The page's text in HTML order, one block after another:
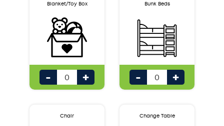
AUTRES
Blanket/Toy Box
- +
Bunk Beds
- +
Chair Change Table